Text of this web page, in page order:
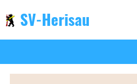
SV-Herisau